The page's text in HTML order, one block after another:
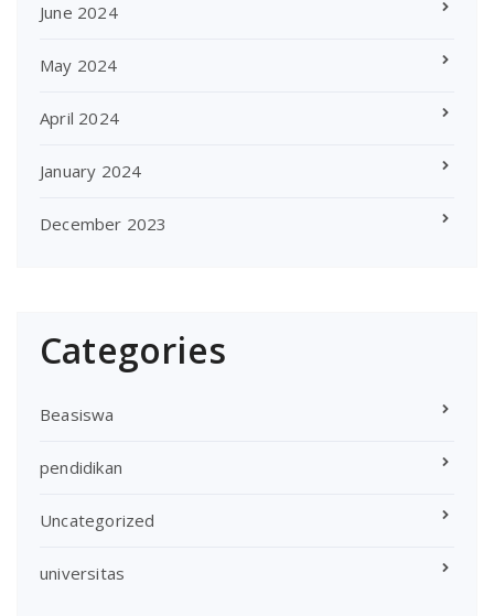
June 2024
May 2024
April 2024
January 2024
December 2023
Categories
Beasiswa
pendidikan
Uncategorized
universitas